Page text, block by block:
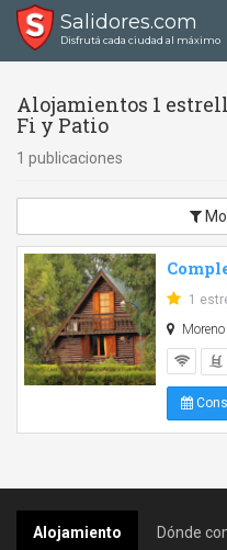
Salidores.com
Disfrutá cada ciudad al máximo
Alojamientos 1
Fi y Patio
1 publicaciones
1
Alojamiento Dónde